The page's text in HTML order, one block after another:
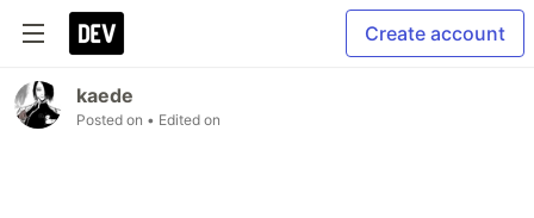
Create account
kaede
Posted on • Edited on